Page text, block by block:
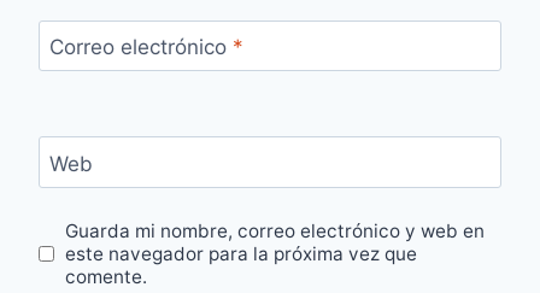
Correo electrónico *
Web
Guarda mi nombre, correo electrónico y web en
este navegador para la próxima vez que
comente.